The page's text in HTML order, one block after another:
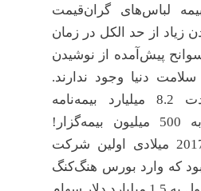
لباس‌های گران‌قیمت
زیاد از حد الکل در زمان
پیش‌آمده از نوشیدن
دنیا وجود ندارند.
ژونگ در این مدت 8.2 میلیارد بیمه‌نامه
فروخت. آن هم به 500 میلیون بیمه‌گزار!
ژونگ‌آن در سال 2017 میلادی اولین شرکت
بود که وارد بورس هنگ‌کنگ